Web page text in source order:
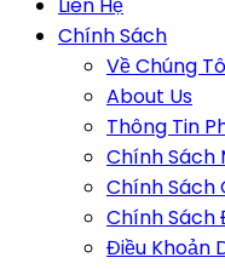
Liên Hệ
Chính Sách
Về Chúng
About Us
Thông Tin
Chính Sách
Chính Sách
Chính Sách
Điều Khoản